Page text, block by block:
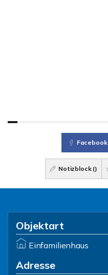
Facebook
Notizblock ()
Objektart
Einfamilienhaus
Adresse